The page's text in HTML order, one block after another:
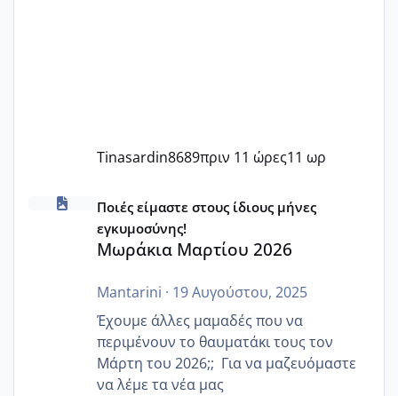
Tinasardin8689πριν 11 ώρες11 ωρ
Μωράκια Μαρτίου 2026
Ποιές είμαστε στους ίδιους μήνες
εγκυμοσύνης!
Μωράκια Μαρτίου 2026
Mantarini · 19 Αυγούστου, 2025
Έχουμε άλλες μαμαδές που να
περιμένουν το θαυματάκι τους τον
Μάρτη του 2026;; Για να μαζευόμαστε
να λέμε τα νέα μας